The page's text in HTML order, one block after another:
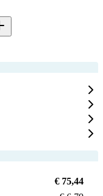
€ 75,44